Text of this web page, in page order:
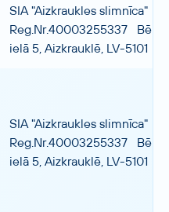
SIA "Aizkraukles slimnīca"
Reg.Nr.40003255337 Bērzu
ielā 5, Aizkrauklē, LV-5101
SIA "Aizkraukles slimnīca"
Reg.Nr.40003255337 Bērzu
ielā 5, Aizkrauklē, LV-5101